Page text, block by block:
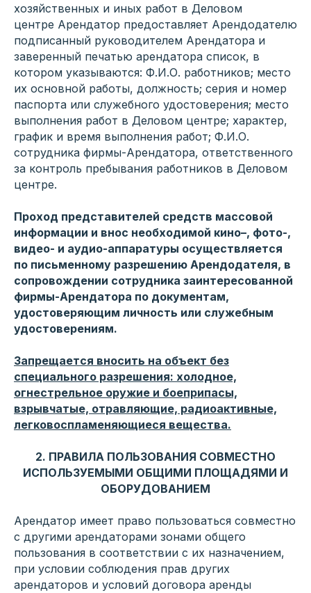
хозяйственных и иных работ в Деловом
центре Арендатор предоставляет Арендодателю
подписанный руководителем Арендатора и
заверенный печатью арендатора список, в
котором указываются: Ф.И.О. работников; место
их основной работы, должность; серия и номер
паспорта или служебного удостоверения; место
выполнения работ в Деловом центре; характер,
график и время выполнения работ; Ф.И.О.
сотрудника фирмы-Арендатора, ответственного
за контроль пребывания работников в Деловом
центре.
Проход представителей средств массовой
информации и внос необходимой кино–, фото-,
видео- и аудио-аппаратуры осуществляется
по письменному разрешению Арендодателя, в
сопровождении сотрудника заинтересованной
фирмы-Арендатора по документам,
удостоверяющим личность или служебным
удостоверениям.
Запрещается вносить на объект без
специального разрешения: холодное,
огнестрельное оружие и боеприпасы,
взрывчатые, отравляющие, радиоактивные,
легковоспламеняющиеся вещества.
2. ПРАВИЛА ПОЛЬЗОВАНИЯ СОВМЕСТНО
ИСПОЛЬЗУЕМЫМИ ОБЩИМИ ПЛОЩАДЯМИ И
ОБОРУДОВАНИЕМ
Арендатор имеет право пользоваться совместно
с другими арендаторами зонами общего
пользования в соответствии с их назначением,
при условии соблюдения прав других
арендаторов и условий договора аренды